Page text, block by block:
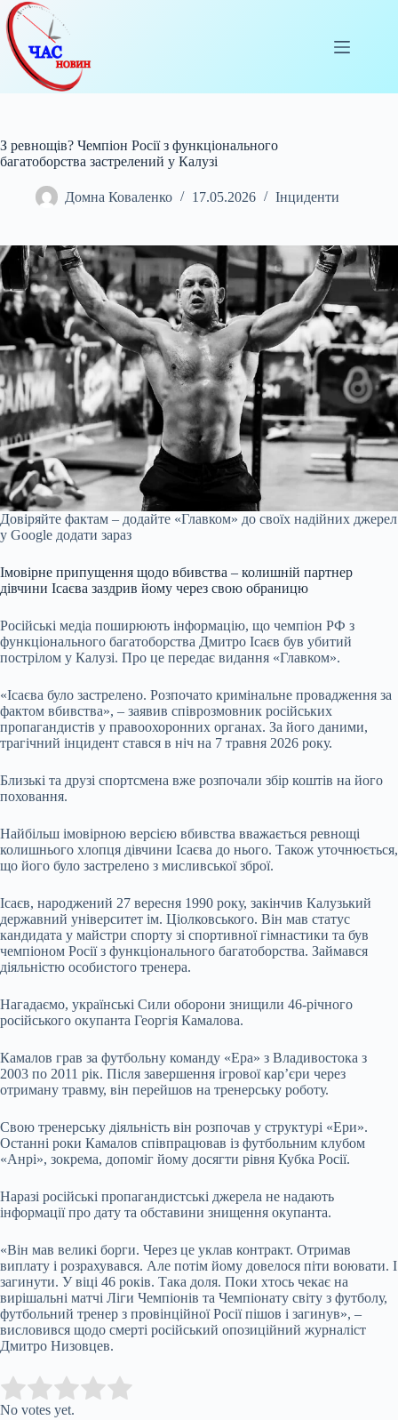
Перейти
до
вмісту
З ревнощів? Чемпіон Росії з функціонального
багатоборства застрелений у Калузі
Домна Коваленко 17.05.2026 Інциденти
Довіряйте фактам – додайте «Главком» до своїх надійних джерел
у Google додати зараз
Імовірне припущення щодо вбивства – колишній партнер
дівчини Ісаєва заздрив йому через свою обраницю
Російські медіа поширюють інформацію, що чемпіон РФ з
функціонального багатоборства Дмитро Ісаєв був убитий
пострілом у Калузі. Про це передає видання «Главком».
«Ісаєва було застрелено. Розпочато кримінальне провадження за
фактом вбивства», – заявив співрозмовник російських
пропагандистів у правоохоронних органах. За його даними,
трагічний інцидент стався в ніч на 7 травня 2026 року.
Близькі та друзі спортсмена вже розпочали збір коштів на його
поховання.
Найбільш імовірною версією вбивства вважається ревнощі
колишнього хлопця дівчини Ісаєва до нього. Також уточнюється,
що його було застрелено з мисливської зброї.
Ісаєв, народжений 27 вересня 1990 року, закінчив Калузький
державний університет ім. Ціолковського. Він мав статус
кандидата у майстри спорту зі спортивної гімнастики та був
чемпіоном Росії з функціонального багатоборства. Займався
діяльністю особистого тренера.
Нагадаємо, українські Сили оборони знищили 46-річного
російського окупанта Георгія Камалова.
Камалов грав за футбольну команду «Ера» з Владивостока з
2003 по 2011 рік. Після завершення ігрової кар’єри через
отриману травму, він перейшов на тренерську роботу.
Свою тренерську діяльність він розпочав у структурі «Ери».
Останні роки Камалов співпрацював із футбольним клубом
«Анрі», зокрема, допоміг йому досягти рівня Кубка Росії.
Наразі російські пропагандистські джерела не надають
інформації про дату та обставини знищення окупанта.
«Він мав великі борги. Через це уклав контракт. Отримав
виплату і розрахувався. Але потім йому довелося піти воювати. І
загинути. У віці 46 років. Така доля. Поки хтось чекає на
вирішальні матчі Ліги Чемпіонів та Чемпіонату світу з футболу,
футбольний тренер з провінційної Росії пішов і загинув», –
висловився щодо смерті російський опозиційний журналіст
Дмитро Низовцев.
Rate this item:
No votes yet.